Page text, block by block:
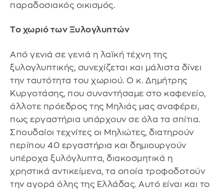
παραδοσιακός οικισμός.
Το χωριό των Ξυλογλυπτών
Από γενιά σε γενιά η λαϊκή τέχνη της
ξυλογλυπτικής, συνεχίζεται και μάλιστα δίνει
την ταυτότητα του χωριού. Ο κ. Δημήτρης
Κυργοτάσης, που συναντήσαμε στο καφενείο,
άλλοτε πρόεδρος της Μηλιάς μας αναφέρει,
πως εργαστήρια υπάρχουν σε όλα τα σπίτια.
Σπουδαίοι τεχνίτες οι Μηλιώτες, διατηρούν
περίπου 40 εργαστήρια και δημιουργούν
υπέροχα ξυλόγλυπτα, διακοσμητικά η
χρηστικά αντικείμενα, τα οποία τροφοδοτούν
την αγορά όλης της Ελλάδας. Αυτό είναι και το